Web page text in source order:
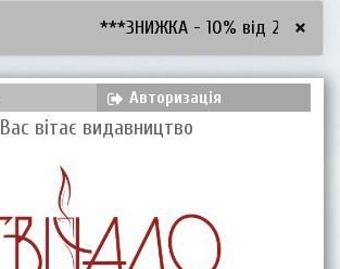
***ЗНИЖКА - 10% від 2600×
Авторизація
Вас вітає видавництво